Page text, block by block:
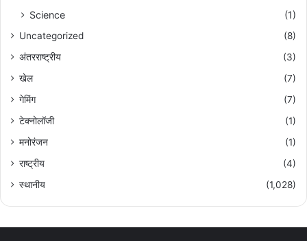
Science (1)
Uncategorized
(8)
अंतरराष्ट्रीय
(3)
खेल
(7)
गेमिंग
(7)
टेक्नोलॉजी
(1)
मनोरंजन
(1)
राष्ट्रीय
(4)
स्थानीय
(1,028)